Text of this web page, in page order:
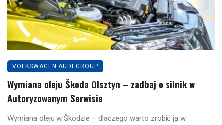
VOLKSWAGEN AUDI GROUP
Wymiana oleju Škoda Olsztyn – zadbaj o silnik w
Autoryzowanym Serwisie
Wymiana oleju w Škodzie – dlaczego warto zrobić ją w